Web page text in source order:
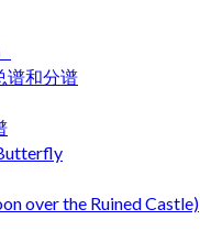
谱和分谱
over the Ruined Castle)